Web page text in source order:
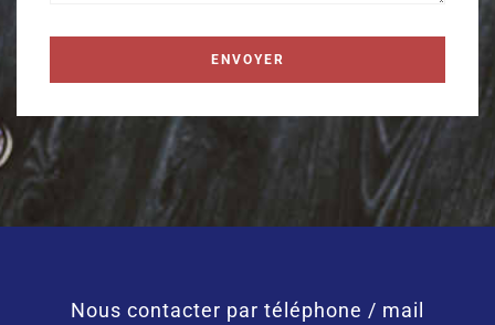
Nous contacter par téléphone / mail